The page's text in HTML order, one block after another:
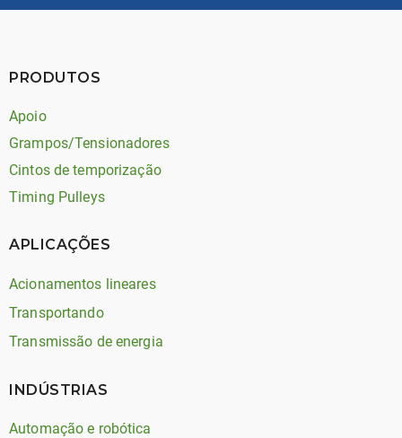
PRODUTOS
Apoio
Grampos/Tensionadores
Cintos de temporização
Timing Pulleys
APLICAÇÕES
Acionamentos lineares
Transportando
Transmissão de energia
INDÚSTRIAS
Automação e robótica